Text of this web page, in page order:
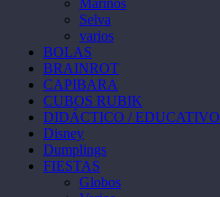
Marinos
Selva
varios
BOLAS
BRAINROT
CAPIBARA
CUBOS RUBIK
DIDÁCTICO / EDUCATIVO
Disney
Dumplings
FIESTAS
Globos